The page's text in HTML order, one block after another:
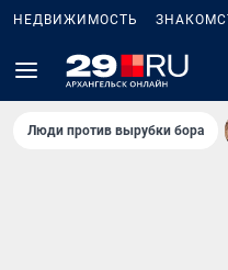
НЕДВИЖИМОСТЬ
Люди против вырубки бора